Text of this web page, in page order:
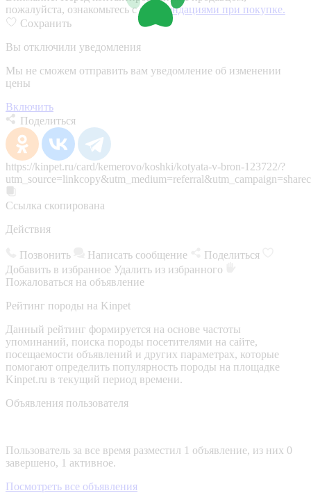
пожалуйста, ознакомьтесь срекомендациями при покупке.
Сохранить
Вы отключили уведомления
Мы не сможем отправить вам уведомление об изменении
цены
Включить
Поделиться
https://kinpet.ru/card/kemerovo/koshki/kotyata-v-bron-123722/?
Ссылка скопирована
Действия
Позвонить Написать сообщение
Поделиться
Добавить в избранное Удалить из избранного
Пожаловаться на объявление
Рейтинг породы на Kinpet
Данный рейтинг формируется на основе частоты
упоминаний, поиска породы посетителями на сайте,
посещаемости объявлений и других параметрах, которые
помогают определить популярность породы на площадке
Kinpet.ru в текущий период времени.
Объявления пользователя
Пользователь за все время разместил 1 объявление, из них 0
завершено, 1 активное.
Посмотреть все объявления